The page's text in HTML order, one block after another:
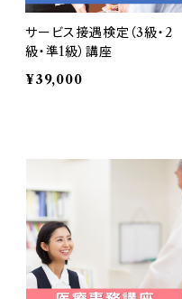
サービス接遇検定（3級・2
級・準1級）講座
¥39,000